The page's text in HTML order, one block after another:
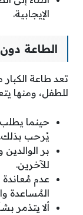
الإيجابية.
الطاعة دون
تعد طاعة
للطفل، ومنها
حينما
يُرحب بذلك.
بر الوالدين
للآخرين.
عدم مُعاندة
المُساعدة
ألا يتذمر